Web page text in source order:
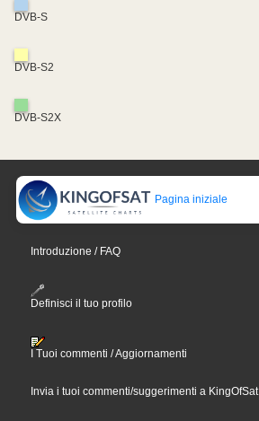
DVB-S
DVB-S2
DVB-S2X
Pagina iniziale
Introduzione / FAQ
Definisci il tuo profilo
I Tuoi commenti / Aggiornamenti
Invia i tuoi commenti/suggerimenti a KingOfSat